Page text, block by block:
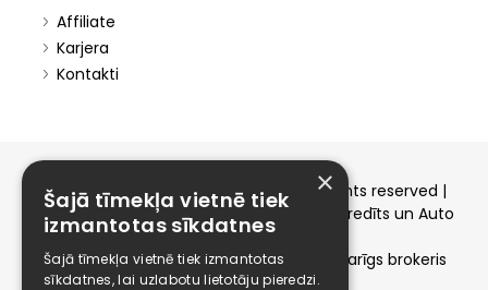
Affiliate
Karjera
Kontakti
Copyright © 2015-2026 elizings.lv | All rights reserved |
elizings - Kredītu salīdzināšana, Patēriņa kredīts un Auto
līzings
SIA ELIZINGS.LV - pilnvaru apjoms - neatkarīgs brokeris
×
Šajā tīmekļa vietnē tiek
izmantotas sīkdatnes
Šajā tīmekļa vietnē tiek izmantotas
sīkdatnes, lai uzlabotu lietotāju pieredzi.